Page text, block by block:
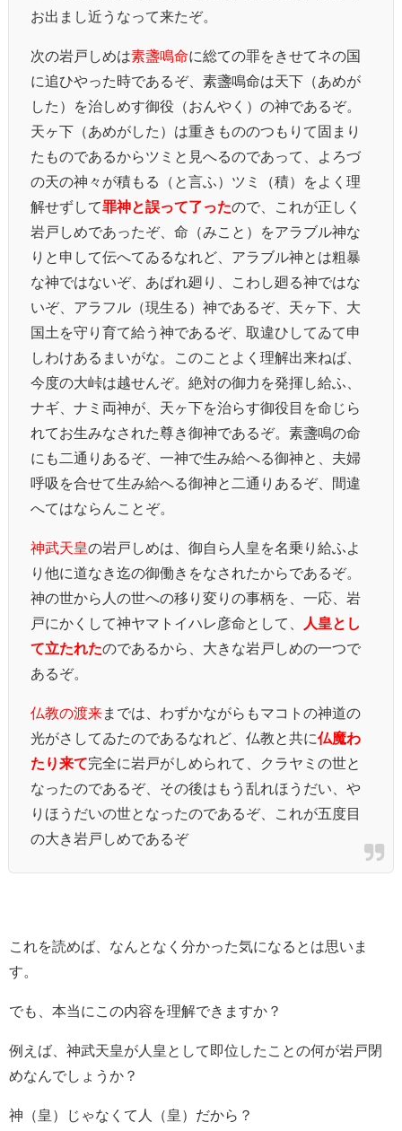
お出まし近うなって来たぞ。
次の岩戸しめは素盞鳴命に総ての罪をきせてネの国
に追ひやった時であるぞ、素盞鳴命は天下（あめが
した）を治しめす御役（おんやく）の神であるぞ。
天ヶ下（あめがした）は重きもののつもりて固まり
たものであるからツミと見へるのであって、よろづ
の天の神々が積もる（と言ふ）ツミ（積）をよく理
解せずして罪神と誤って了ったので、これが正しく
岩戸しめであったぞ、命（みこと）をアラブル神な
りと申して伝へてゐるなれど、アラブル神とは粗暴
な神ではないぞ、あばれ廻り、こわし廻る神ではな
いぞ、アラフル（現生る）神であるぞ、天ヶ下、大
国土を守り育て給う神であるぞ、取違ひしてゐて申
しわけあるまいがな。このことよく理解出来ねば、
今度の大峠は越せんぞ。絶対の御力を発揮し給ふ、
ナギ、ナミ両神が、天ヶ下を治らす御役目を命じら
れてお生みなされた尊き御神であるぞ。素盞鳴の命
にも二通りあるぞ、一神で生み給へる御神と、夫婦
呼吸を合せて生み給へる御神と二通りあるぞ、間違
へてはならんことぞ。
神武天皇の岩戸しめは、御自ら人皇を名乗り給ふよ
り他に道なき迄の御働きをなされたからであるぞ。
神の世から人の世への移り変りの事柄を、一応、岩
戸にかくして神ヤマトイハレ彦命として、
人皇とし
て立たれたのであるから、大きな岩戸しめの一つで
あるぞ。
仏教の渡来までは、わずかながらもマコトの神道の
光がさしてゐたのであるなれど、仏教と共に仏魔わ
たり来て完全に岩戸がしめられて、クラヤミの世と
なったのであるぞ、その後はもう乱れほうだい、や
りほうだいの世となったのであるぞ、これが五度目
の大き岩戸しめであるぞ
これを読めば、なんとなく分かった気になるとは思いま
す。
でも、本当にこの内容を理解できますか？
例えば、神武天皇が人皇として即位したことの何が岩戸閉
めなんでしょうか？
神（皇）じゃなくて人（皇）だから？